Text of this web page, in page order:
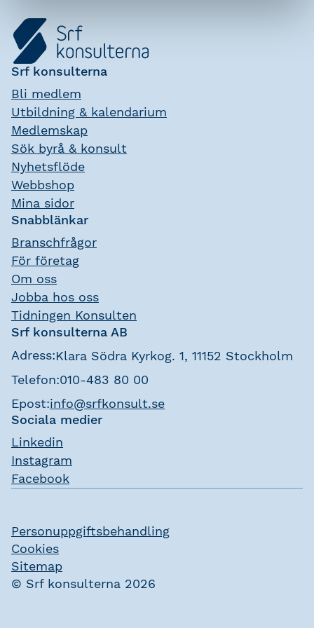
Srf konsulterna
Bli medlem
Utbildning & kalendarium
Medlemskap
Sök byrå & konsult
Nyhetsflöde
Webbshop
Mina sidor
Snabblänkar
Branschfrågor
För företag
Om oss
Jobba hos oss
Tidningen Konsulten
Srf konsulterna AB
Adress:Klara Södra Kyrkog. 1, 11152 Stockholm
Telefon:010-483 80 00
Epost:info@srfkonsult.se
Sociala medier
Linkedin
Instagram
Facebook
Personuppgiftsbehandling
Cookies
Sitemap
© Srf konsulterna 2026